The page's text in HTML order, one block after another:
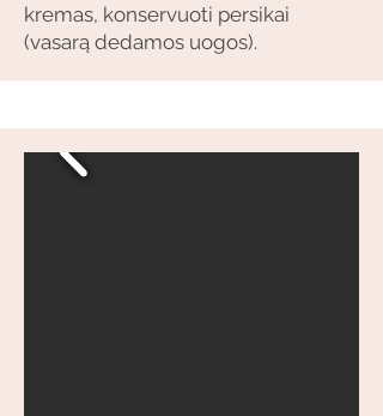
kremas, konservuoti persikai
(vasarą dedamos uogos).